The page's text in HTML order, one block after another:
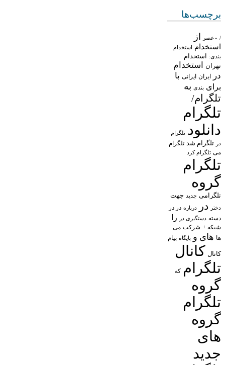
برچسب‌ها
/ «عصر از
استخدام استخدام
بندی: استخدام
تهران
استخدام
در
ایران ایرانی با
برای بندی به
تلگرام/
تلگرام
دانلود تلگرام
در تلگرام شد تلگرام
می تلگرام کرد
تلگرام
گروه
تلگرامی جدید جهت
دختر در درباره در در
دسته دستگیری در را
شبکه + شرکت می
ها های و پایگاه پیام
کانال کانال
تلگرام که
گروه
تلگرام
گروه
های
جدید